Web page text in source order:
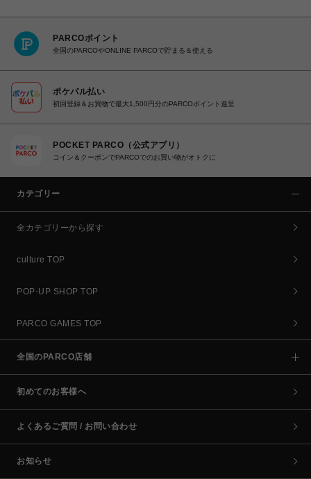
PARCOポイント
全国のPARCOやONLINE PARCOで貯まる＆使える
ポケパル払い
初回登録＆お買物で最大1,500円分のPARCOポイント進呈
POCKET PARCO（公式アプリ）
コイン＆クーポンでPARCOでのお買い物がオトクに
カテゴリー
全カテゴリーから探す
culture TOP
POP-UP SHOP TOP
PARCO GAMES TOP
全国のPARCO店舗
初めてのお客様へ
よくあるご質問 / お問い合わせ
お知らせ